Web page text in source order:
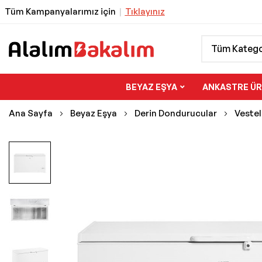
Tüm Kampanyalarımız için | Tıklayınız
Tüm
BEYAZ EŞYA ANKASTRE
Ana Sayfa Beyaz Eşya Derin Dondurucular Vestel
galerisinin
sonuna
git